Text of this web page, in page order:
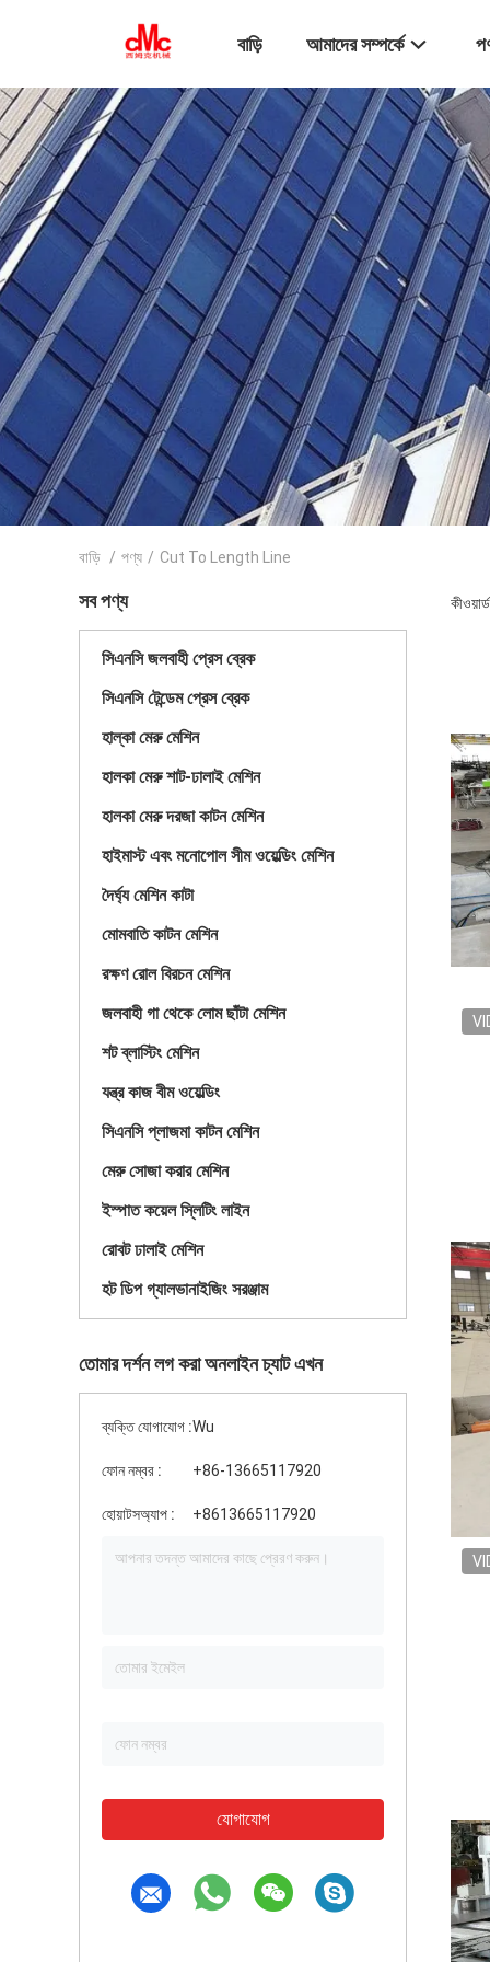
বাড়ি আমাদের সম্পর্কে
বাড়ি / পণ্য / Cut To Length Line
সব পণ্য
সিএনসি জলবাহী প্রেস ব্রেক
সিএনসি টেন্ডেম প্রেস ব্রেক
হাল্কা মেরু মেশিন
হালকা মেরু শাট-ঢালাই মেশিন
হালকা মেরু দরজা কাটন মেশিন
হাইমাস্ট এবং মনোপোল সীম ওয়েল্ডিং মেশিন
দৈর্ঘ্য মেশিন কাটা
মোমবাতি কাটন মেশিন
রক্ষণ রোল বিরচন মেশিন
জলবাহী গা থেকে লোম ছাঁটা মেশিন
শট ব্লাস্টিং মেশিন
যন্ত্র কাজ বীম ওয়েল্ডিং
সিএনসি প্লাজমা কাটন মেশিন
মেরু সোজা করার মেশিন
ইস্পাত কয়েল স্লিটিং লাইন
রোবট ঢালাই মেশিন
হট ডিপ গ্যালভানাইজিং সরঞ্জাম
তোমার দর্শন লগ করা অনলাইন চ্যাট এখন
ব্যক্তি যোগাযোগ :Wu
ফোন নম্বর : +86-13665117920
হোয়াটসঅ্যাপ : +8613665117920
যোগাযোগ